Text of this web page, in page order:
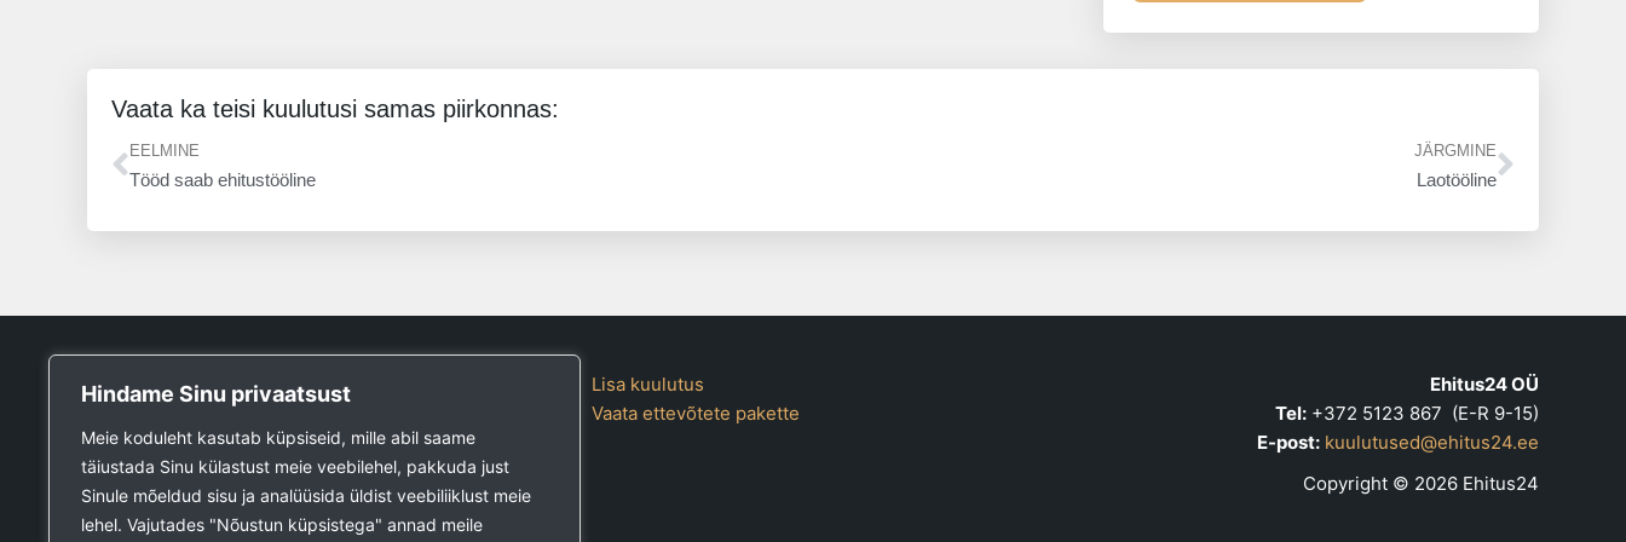
Hindame Sinu privaatsust
Meie koduleht kasutab küpsiseid, mille abil saame
täiustada Sinu külastust meie veebilehel, pakkuda just
Sinule mõeldud sisu ja analüüsida üldist veebiliiklust meie
lehel. Vajutades "Nõustun küpsistega" annad meile
Vaata ka teisi kuulutusi samas piirkonnas:
Prev
EELMINE
Tööd saab ehitustööline
JÄRGMINE
Laotööline
Tööpank
Kuulutused
Firmad ja teenused
Ehitustööde päring
Ehitusmaterjali päring
Lisa kuulutus
Vaata ettevõtete pakette
Ehitus24 OÜ
Tel:+372 5123 867 (E-R 9-15)
E-post: kuulutused@ehitus24.ee
Copyright © 2026 Ehitus24